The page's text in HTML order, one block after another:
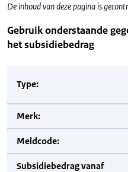
De inhoud van deze pagina is
Gebruik onderstaande
het subsidiebedrag
Type:
Merk:
Meldcode:
Subsidiebedrag vanaf